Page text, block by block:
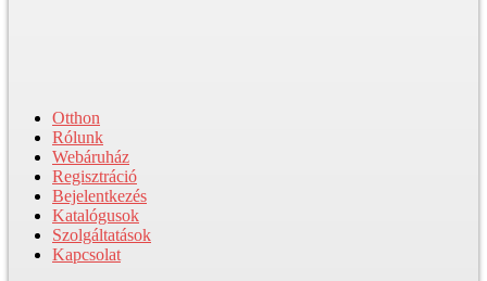
Otthon
Rólunk
Webáruház
Regisztráció
Bejelentkezés
Katalógusok
Szolgáltatások
Kapcsolat